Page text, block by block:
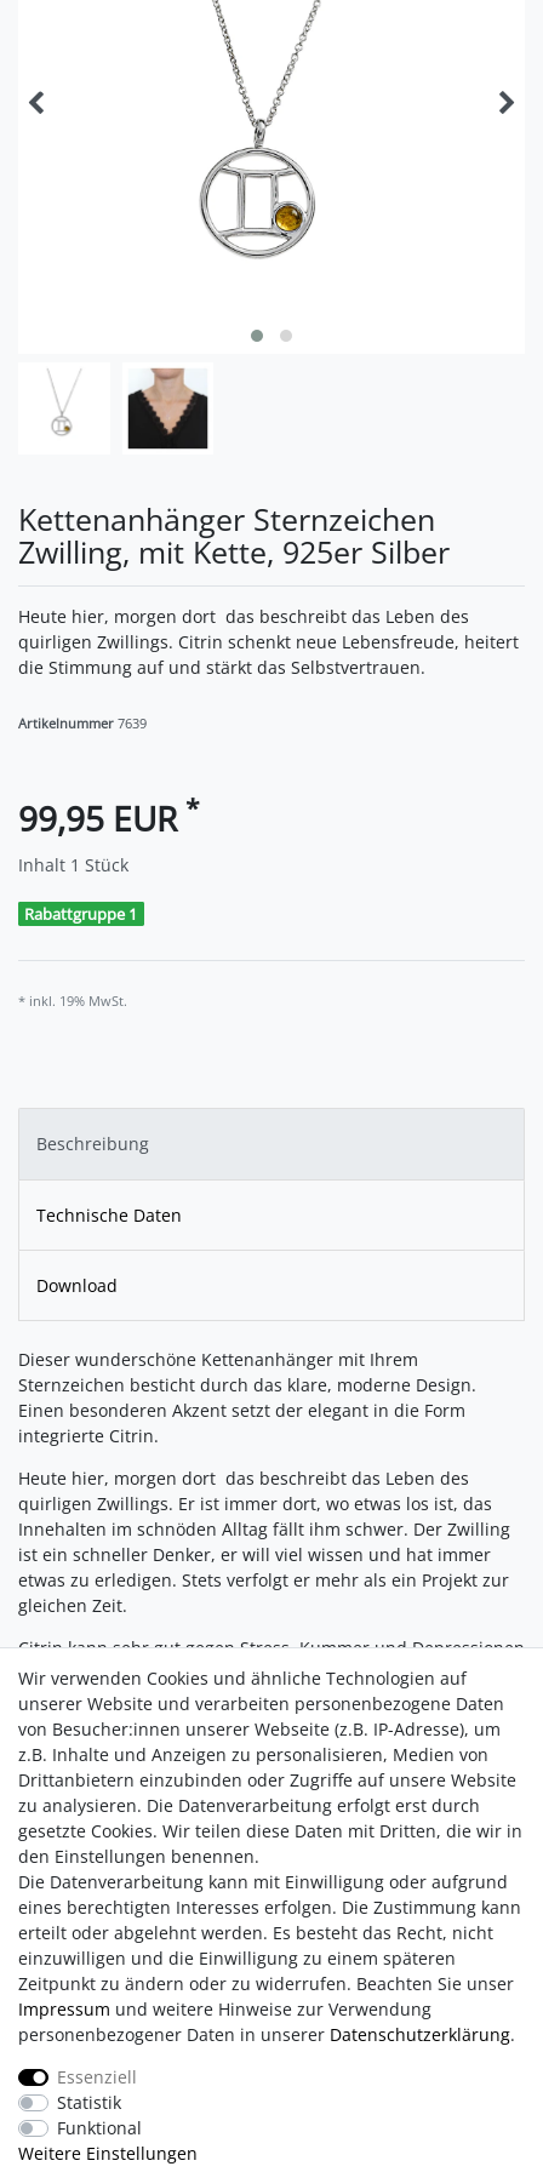
Kettenanhänger Sternzeichen
Zwilling, mit Kette, 925er Silber
Heute hier, morgen dort  das beschreibt das Leben des
quirligen Zwillings. Citrin schenkt neue Lebensfreude, heitert
die Stimmung auf und stärkt das Selbstvertrauen.
Artikelnummer 7639
99,95 EUR *
Inhalt 1 Stück
Rabattgruppe 1
* inkl. 19% MwSt.
Beschreibung
Technische Daten
Download
Dieser wunderschöne Kettenanhänger mit Ihrem
Sternzeichen besticht durch das klare, moderne Design.
Einen besonderen Akzent setzt der elegant in die Form
integrierte Citrin.
Heute hier, morgen dort  das beschreibt das Leben des
quirligen Zwillings. Er ist immer dort, wo etwas los ist, das
Innehalten im schnöden Alltag fällt ihm schwer. Der Zwilling
ist ein schneller Denker, er will viel wissen und hat immer
etwas zu erledigen. Stets verfolgt er mehr als ein Projekt zur
gleichen Zeit.
Citrin kann sehr gut gegen Stress, Kummer und Depressionen
helfen. Er schenkt neue Lebensfreude, heitert die Stimmung
auf und stärkt das Selbstvertrauen sowie die eigene
Individualität. Er beschert Klarheit im Leben, weckt Neugierde
auf Neues und kann dabei helfen, Erfahrungen oder
Enttäuschungen besser zu verarbeiten. Der Citrin steigert
aber auch die Entschlossenheit und stärkt die Ausdruckskraft.
Impressum AGB Daten­schutz­erklärung
Retouren/Reklamationen
Wir verwenden Cookies und ähnliche Technologien auf
unserer Website und verarbeiten personenbezogene Daten
von Besucher:innen unserer Webseite (z.B. IP-Adresse), um
z.B. Inhalte und Anzeigen zu personalisieren, Medien von
Drittanbietern einzubinden oder Zugriffe auf unsere Website
zu analysieren. Die Datenverarbeitung erfolgt erst durch
gesetzte Cookies. Wir teilen diese Daten mit Dritten, die wir in
den Einstellungen benennen.
Die Datenverarbeitung kann mit Einwilligung oder aufgrund
eines berechtigten Interesses erfolgen. Die Zustimmung kann
erteilt oder abgelehnt werden. Es besteht das Recht, nicht
einzuwilligen und die Einwilligung zu einem späteren
Zeitpunkt zu ändern oder zu widerrufen. Beachten Sie unser
Impressum und weitere Hinweise zur Verwendung
personenbezogener Daten in unserer Daten­schutz­erklärung.
Essenziell
Statistik
Funktional
Weitere Einstellungen